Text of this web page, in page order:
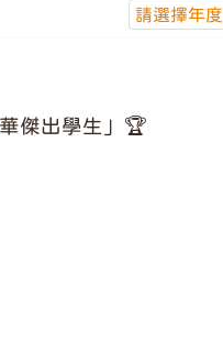
請選擇年度
傑出學生」🏆